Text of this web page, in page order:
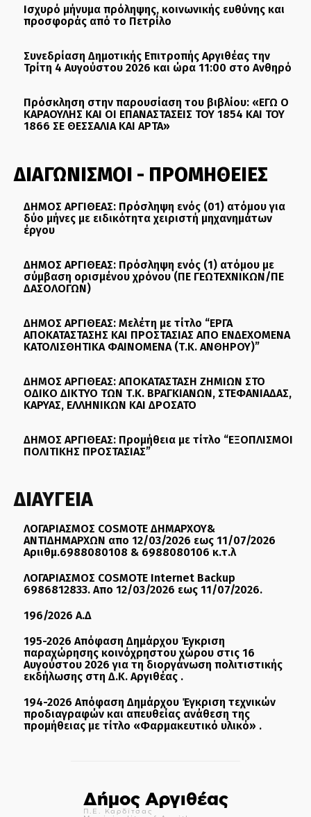
Ισχυρό μήνυμα πρόληψης, κοινωνικής ευθύνης και
προσφοράς από το Πετρίλο
Συνεδρίαση Δημοτικής Επιτροπής Αργιθέας την
Τρίτη 4 Αυγούστου 2026 και ώρα 11:00 στο Ανθηρό
Πρόσκληση στην παρουσίαση του βιβλίου: «ΕΓΩ Ο
ΚΑΡΑΟΥΛΗΣ ΚΑΙ ΟΙ ΕΠΑΝΑΣΤΑΣΕΙΣ ΤΟΥ 1854 ΚΑΙ ΤΟΥ
1866 ΣΕ ΘΕΣΣΑΛΙΑ ΚΑΙ ΑΡΤΑ»
ΔΙΑΓΩΝΙΣΜΟΙ - ΠΡΟΜΗΘΕΙΕΣ
ΔΗΜΟΣ ΑΡΓΙΘΕΑΣ: Πρόσληψη ενός (01) ατόμου για
δύο μήνες με ειδικότητα χειριστή μηχανημάτων
έργου
ΔΗΜΟΣ ΑΡΓΙΘΕΑΣ: Πρόσληψη ενός (1) ατόμου με
σύμβαση ορισμένου χρόνου (ΠΕ ΓΕΩΤΕΧΝΙΚΩΝ/ΠΕ
ΔΑΣΟΛΟΓΩΝ)
ΔΗΜΟΣ ΑΡΓΙΘΕΑΣ: Μελέτη με τίτλο “ΕΡΓΑ
ΑΠΟΚΑΤΑΣΤΑΣΗΣ ΚΑΙ ΠΡΟΣΤΑΣΙΑΣ ΑΠΟ ΕΝΔΕΧΟΜΕΝΑ
ΚΑΤΟΛΙΣΘΗΤΙΚΑ ΦΑΙΝΟΜΕΝΑ (Τ.Κ. ΑΝΘΗΡΟΥ)”
ΔΗΜΟΣ ΑΡΓΙΘΕΑΣ: ΑΠΟΚΑΤΑΣΤΑΣΗ ΖΗΜΙΩΝ ΣΤΟ
ΟΔΙΚΟ ΔΙΚΤΥΟ ΤΩΝ Τ.Κ. ΒΡΑΓΚΙΑΝΩΝ, ΣΤΕΦΑΝΙΑΔΑΣ,
ΚΑΡΥΑΣ, ΕΛΛΗΝΙΚΩΝ ΚΑΙ ΔΡΟΣΑΤΟ
ΔΗΜΟΣ ΑΡΓΙΘΕΑΣ: Προμήθεια με τίτλο “ΕΞΟΠΛΙΣΜΟΙ
ΠΟΛΙΤΙΚΗΣ ΠΡΟΣΤΑΣΙΑΣ”
ΔΙΑΥΓΕΙΑ
ΛΟΓΑΡΙΑΣΜΟΣ COSMOTE ΔΗΜΑΡΧΟΥ&
ΑΝΤΙΔΗΜΑΡΧΩΝ απο 12/03/2026 εως 11/07/2026
Αριιθμ.6988080108 & 6988080106 κ.τ.λ
ΛΟΓΑΡΙΑΣΜΟΣ COSMOTE Internet Backup
6986812833. Απο 12/03/2026 εως 11/07/2026.
196/2026 Α.Δ
195-2026 Απόφαση Δημάρχου Έγκριση
παραχώρησης κοινόχρηστου χώρου στις 16
Αυγούστου 2026 για τη διοργάνωση πολιτιστικής
εκδήλωσης στη Δ.Κ. Αργιθέας .
194-2026 Απόφαση Δημάρχου Έγκριση τεχνικών
προδιαγραφών και απευθείας ανάθεση της
προμήθειας με τίτλο «Φαρμακευτικό υλικό» .
Δήμος Αργιθέας
Π.Ε. Καρδίτσας